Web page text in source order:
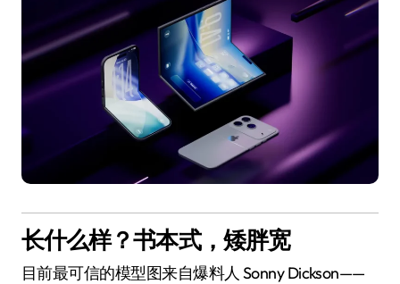
长什么样？书本式，矮胖宽
目前最可信的模型图来自爆料人 Sonny Dickson——